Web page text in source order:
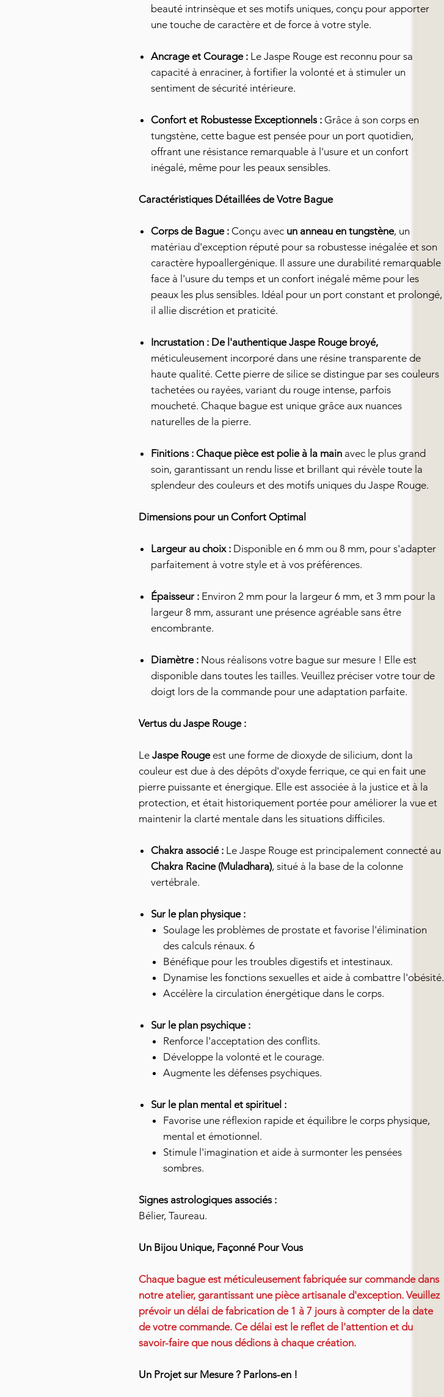
beauté intrinsèque et ses motifs uniques, conçu pour apporter
une touche de caractère et de force à votre style.
Ancrage et Courage : Le Jaspe Rouge est reconnu pour sa
capacité à enraciner, à fortifier la volonté et à stimuler un
sentiment de sécurité intérieure.
Confort et Robustesse Exceptionnels : Grâce à son corps en
tungstène, cette bague est pensée pour un port quotidien,
offrant une résistance remarquable à l'usure et un confort
inégalé, même pour les peaux sensibles.
Caractéristiques Détaillées de Votre Bague
Corps de Bague : Conçu avec un anneau en tungstène, un
matériau d'exception réputé pour sa robustesse inégalée et son
caractère hypoallergénique. Il assure une durabilité remarquable
face à l'usure du temps et un confort inégalé même pour les
peaux les plus sensibles. Idéal pour un port constant et prolongé,
il allie discrétion et praticité.
Incrustation : De l'authentique Jaspe Rouge broyé,
méticuleusement incorporé dans une résine transparente de
haute qualité. Cette pierre de silice se distingue par ses couleurs
tachetées ou rayées, variant du rouge intense, parfois
moucheté. Chaque bague est unique grâce aux nuances
naturelles de la pierre.
Finitions : Chaque pièce est polie à la main avec le plus grand
soin, garantissant un rendu lisse et brillant qui révèle toute la
splendeur des couleurs et des motifs uniques du Jaspe Rouge.
Dimensions pour un Confort Optimal
Largeur au choix : Disponible en 6 mm ou 8 mm, pour s'adapter
parfaitement à votre style et à vos préférences.
Épaisseur : Environ 2 mm pour la largeur 6 mm, et 3 mm pour la
largeur 8 mm, assurant une présence agréable sans être
encombrante.
Diamètre : Nous réalisons votre bague sur mesure ! Elle est
disponible dans toutes les tailles. Veuillez préciser votre tour de
doigt lors de la commande pour une adaptation parfaite.
Vertus du Jaspe Rouge :
Le Jaspe Rougeest une forme de dioxyde de silicium, dont la
couleur est due à des dépôts d'oxyde ferrique, ce qui en fait une
pierre puissante et énergique. Elle est associée à la justice et à la
protection, et était historiquement portée pour améliorer la vue et
maintenir la clarté mentale dans les situations difficiles.
Chakra associé : Le Jaspe Rouge est principalement connecté au
Chakra Racine (Muladhara), situé à la base de la colonne
vertébrale.
Sur le plan physique :
Soulage les problèmes de prostate et favorise l'élimination
des calculs rénaux. 6
Bénéfique pour les troubles digestifs et intestinaux.
Dynamise les fonctions sexuelles et aide à combattre l'obésité.
Accélère la circulation énergétique dans le corps.
Sur le plan psychique :
Renforce l'acceptation des conflits.
Développe la volonté et le courage.
Augmente les défenses psychiques.
Sur le plan mental et spirituel :
Favorise une réflexion rapide et équilibre le corps physique,
mental et émotionnel.
Stimule l'imagination et aide à surmonter les pensées
sombres.
Signes astrologiques associés :
Bélier, Taureau.
Un Bijou Unique, Façonné Pour Vous
Chaque bague est méticuleusement fabriquée sur commande dans
notre atelier, garantissant une pièce artisanale d'exception. Veuillez
prévoir un délai de fabrication de 1 à 7 jours à compter de la date
de votre commande. Ce délai est le reflet de l'attention et du
savoir-faire que nous dédions à chaque création.
Un Projet sur Mesure ? Parlons-en !